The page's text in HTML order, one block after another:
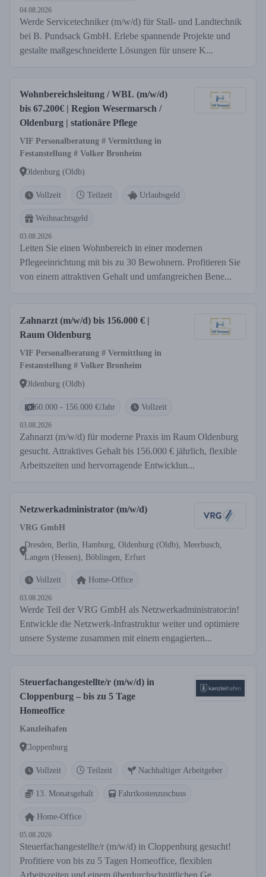
04.08.2026
Werde Servicetechniker (m/w/d) für Stall- und Landtechnik
bei B. Pundsack GmbH. Erlebe spannende Projekte und
gestalte maßgeschneiderte Lösungen für unsere K...
Wohnbereichsleitung / WBL (m/w/d)
bis 67.200€ | Region Wesermarsch /
Oldenburg | stationäre Pflege
VIF Personalberatung # Vermittlung in
Festanstellung # Volker Bronheim
Oldenburg (Oldb)
Vollzeit Teilzeit Urlaubsgeld
Weihnachtsgeld
03.08.2026
Leiten Sie einen Wohnbereich in einer modernen
Pflegeeinrichtung mit bis zu 30 Bewohnern. Profitieren Sie
von einem attraktiven Gehalt und umfangreichen Bene...
Zahnarzt (m/w/d) bis 156.000 € |
Raum Oldenburg
VIF Personalberatung # Vermittlung in
Festanstellung # Volker Bronheim
Oldenburg (Oldb)
60.000 - 156.000 €/Jahr Vollzeit
03.08.2026
Zahnarzt (m/w/d) für moderne Praxis im Raum Oldenburg
gesucht. Attraktives Gehalt bis 156.000 € jährlich, flexible
Arbeitszeiten und hervorragende Entwicklun...
Netzwerkadministrator (m/w/d)
VRG GmbH
Dresden, Berlin, Hamburg, Oldenburg (Oldb), Meerbusch,
Langen (Hessen), Böblingen, Erfurt
Vollzeit Home-Office
03.08.2026
Werde Teil der VRG GmbH als Netzwerkadministrator:in!
Entwickle die Netzwerk-Infrastruktur weiter und optimiere
unsere Systeme zusammen mit einem engagierten...
Steuerfachangestellte/r (m/w/d) in
Cloppenburg – bis zu 5 Tage
Homeoffice
Kanzleihafen
Cloppenburg
Vollzeit Teilzeit Nachhaltiger Arbeitgeber
13. Monatsgehalt Fahrtkostenzuschuss
Home-Office
05.08.2026
Steuerfachangestellte/r (m/w/d) in Cloppenburg gesucht!
Profitiere von bis zu 5 Tagen Homeoffice, flexiblen
Arbeitszeiten und einem überdurchschnittlichen Ge...